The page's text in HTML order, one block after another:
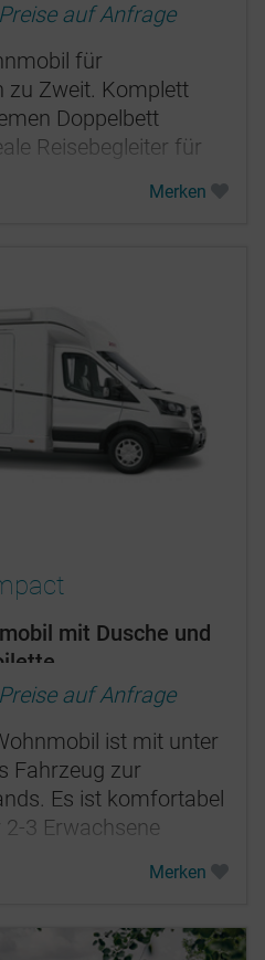
auf Anfrage
für
zu Zweit. Komplett
Doppelbett
Reisebegleiter für
Merken
mit Dusche und
auf Anfrage
ist mit unter
Fahrzeug zur
Es ist komfortabel
3 Erwachsene
Merken